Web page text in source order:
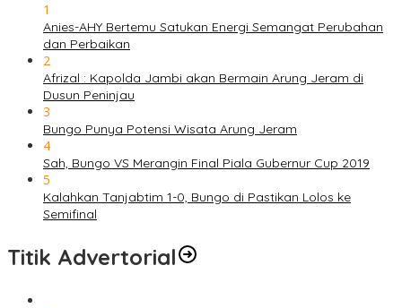
1
Anies-AHY Bertemu Satukan Energi Semangat Perubahan
dan Perbaikan
2
Afrizal : Kapolda Jambi akan Bermain Arung Jeram di
Dusun Peninjau
3
Bungo Punya Potensi Wisata Arung Jeram
4
Sah, Bungo VS Merangin Final Piala Gubernur Cup 2019
5
Kalahkan Tanjabtim 1-0, Bungo di Pastikan Lolos ke
Semifinal
Titik Advertorial